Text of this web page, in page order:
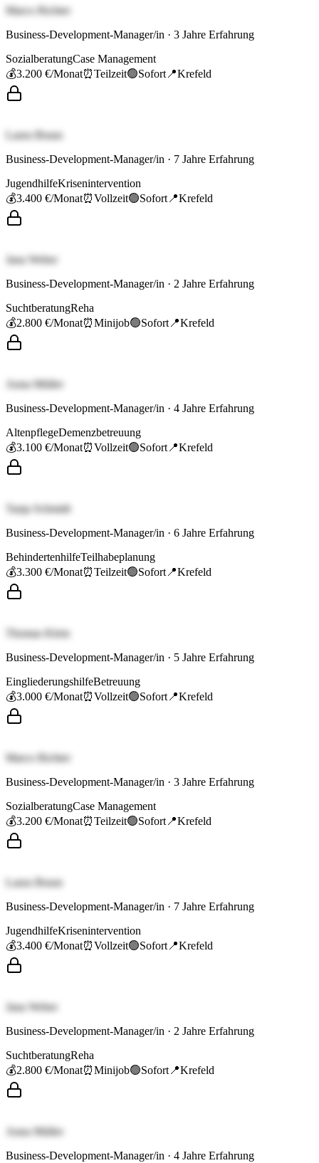
Marco Richter
Business-Development-Manager/in · 3 Jahre Erfahrung
SozialberatungCase Management
💰3.200 €/Monat⏰Teilzeit🟢Sofort 📍Krefeld
Laura Braun
Business-Development-Manager/in · 7 Jahre Erfahrung
JugendhilfeKrisenintervention
💰3.400 €/Monat⏰Vollzeit🟢Sofort 📍Krefeld
Jana Weber
Business-Development-Manager/in · 2 Jahre Erfahrung
SuchtberatungReha
💰2.800 €/Monat⏰Minijob🟢Sofort 📍Krefeld
Anna Müller
Business-Development-Manager/in · 4 Jahre Erfahrung
AltenpflegeDemenzbetreuung
💰3.100 €/Monat⏰Vollzeit🟢Sofort 📍Krefeld
Tanja Schmidt
Business-Development-Manager/in · 6 Jahre Erfahrung
BehindertenhilfeTeilhabeplanung
💰3.300 €/Monat⏰Teilzeit🟢Sofort 📍Krefeld
Thomas Klein
Business-Development-Manager/in · 5 Jahre Erfahrung
EingliederungshilfeBetreuung
💰3.000 €/Monat⏰Vollzeit🟢Sofort 📍Krefeld
Marco Richter
Business-Development-Manager/in · 3 Jahre Erfahrung
SozialberatungCase Management
💰3.200 €/Monat⏰Teilzeit🟢Sofort 📍Krefeld
Laura Braun
Business-Development-Manager/in · 7 Jahre Erfahrung
JugendhilfeKrisenintervention
💰3.400 €/Monat⏰Vollzeit🟢Sofort 📍Krefeld
Jana Weber
Business-Development-Manager/in · 2 Jahre Erfahrung
SuchtberatungReha
💰2.800 €/Monat⏰Minijob🟢Sofort 📍Krefeld
Anna Müller
Business-Development-Manager/in · 4 Jahre Erfahrung